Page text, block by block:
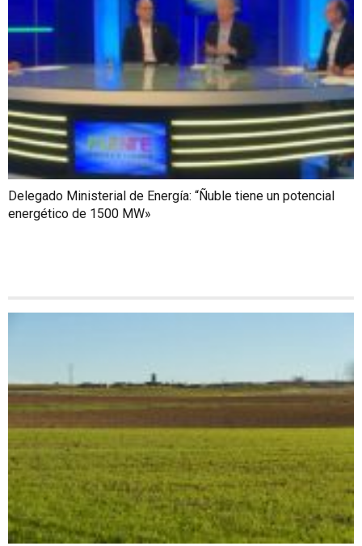
Delegado Ministerial de Energía: “Ñuble tiene un potencial
energético de 1500 MW»